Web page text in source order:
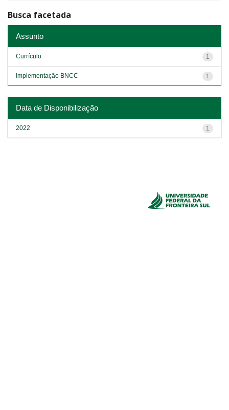
Busca facetada
Assunto
1
Currículo
1
Implementação BNCC
Data de Disponibilização
1
2022